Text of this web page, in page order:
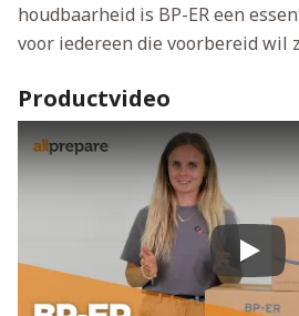
houdbaarheid is BP-ER een
voor iedereen die voorbereid wil
Productvideo
Play